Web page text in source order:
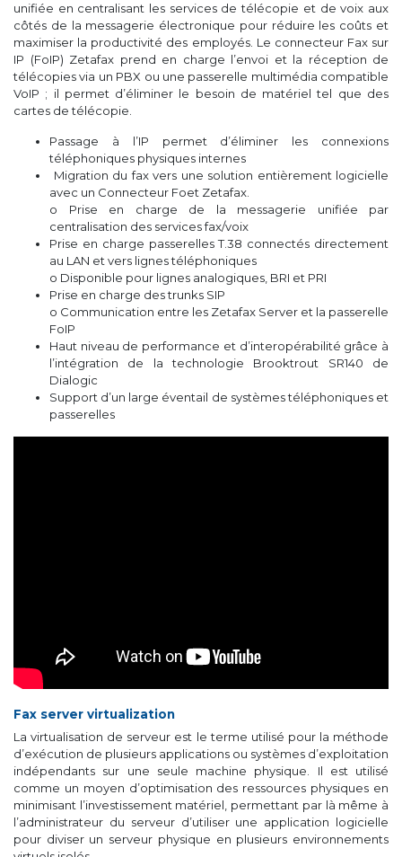
unifiée en centralisant les services de télécopie et de voix aux
côtés de la messagerie électronique pour réduire les coûts et
maximiser la productivité des employés. Le connecteur Fax sur
IP (FoIP) Zetafax prend en charge l’envoi et la réception de
télécopies via un PBX ou une passerelle multimédia compatible
VoIP ; il permet d’éliminer le besoin de matériel tel que des
cartes de télécopie.
Passage à l’IP permet d’éliminer les connexions
téléphoniques physiques internes
Migration du fax vers une solution entièrement logicielle
avec un Connecteur Foet Zetafax.
o Prise en charge de la messagerie unifiée par
centralisation des services fax/voix
Prise en charge passerelles T.38 connectés directement
au LAN et vers lignes téléphoniques
o Disponible pour lignes analogiques, BRI et PRI
Prise en charge des trunks SIP
o Communication entre les Zetafax Server et la passerelle
FoIP
Haut niveau de performance et d’interopérabilité grâce à
l’intégration de la technologie Brooktrout SR140 de
Dialogic
Support d’un large éventail de systèmes téléphoniques et
passerelles
Fax server virtualization
La virtualisation de serveur est le terme utilisé pour la méthode
d’exécution de plusieurs applications ou systèmes d’exploitation
indépendants sur une seule machine physique. Il est utilisé
comme un moyen d’optimisation des ressources physiques en
minimisant l’investissement matériel, permettant par là même à
l’administrateur du serveur d’utiliser une application logicielle
pour diviser un serveur physique en plusieurs environnements